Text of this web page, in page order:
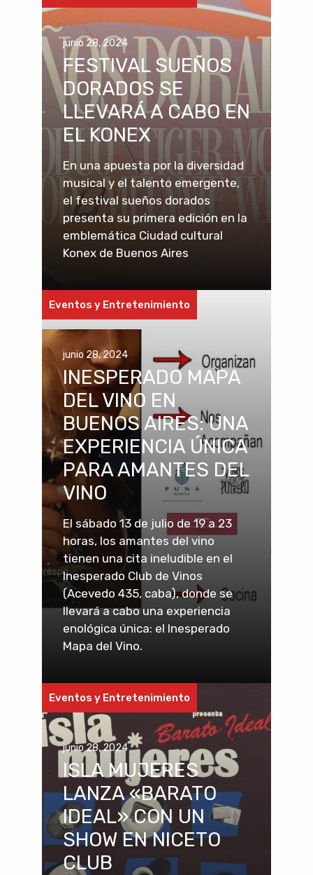
junio 28, 2024
FESTIVAL SUEÑOS
DORADOS SE
LLEVARÁ A CABO EN
EL KONEX
En una apuesta por la diversidad
musical y el talento emergente,
el festival sueños dorados
presenta su primera edición en la
emblemática Ciudad cultural
Konex de Buenos Aires
Eventos y Entretenimiento
junio 28, 2024
INESPERADO MAPA
DEL VINO EN
BUENOS AIRES: UNA
EXPERIENCIA ÚNICA
PARA AMANTES DEL
VINO
El sábado 13 de julio de 19 a 23
horas, los amantes del vino
tienen una cita ineludible en el
Inesperado Club de Vinos
(Acevedo 435, caba), donde se
llevará a cabo una experiencia
enológica única: el Inesperado
Mapa del Vino.
Eventos y Entretenimiento
junio 28, 2024
ISLA MUJERES
LANZA «BARATO
IDEAL» CON UN
SHOW EN NICETO
CLUB